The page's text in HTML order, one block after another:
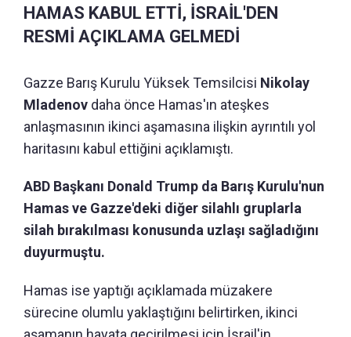
HAMAS KABUL ETTİ, İSRAİL'DEN
RESMİ AÇIKLAMA GELMEDİ
Gazze Barış Kurulu Yüksek Temsilcisi Nikolay
Mladenov daha önce Hamas'ın ateşkes
anlaşmasının ikinci aşamasına ilişkin ayrıntılı yol
haritasını kabul ettiğini açıklamıştı.
ABD Başkanı Donald Trump da Barış Kurulu'nun
Hamas ve Gazze'deki diğer silahlı gruplarla
silah bırakılması konusunda uzlaşı sağladığını
duyurmuştu.
Hamas ise yaptığı açıklamada müzakere
sürecine olumlu yaklaştığını belirtirken, ikinci